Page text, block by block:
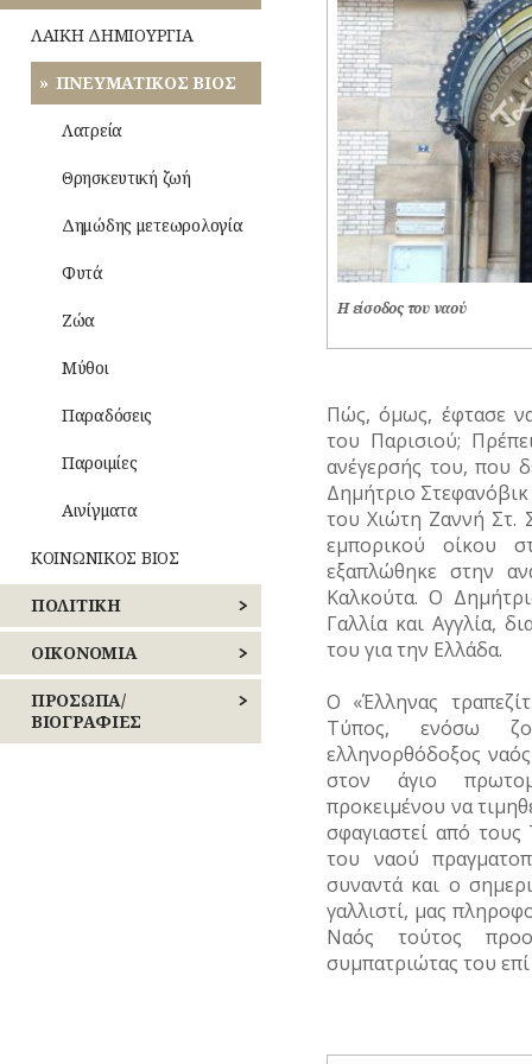
ΜΟΥΣΕΙΑ
ΝΑΟΙ-
ΜΟΝΕΣ
ΝΕΚΡΟΤΑΦΕΙΑ
ΝΟΣΟΚΟΜΕΙΑ
ΠΕΡΙΧΩΡΑ
ΠΟΤΑΜΟΙ
ΠΡΑΣΙΝΟ-
ΚΗΠΟΙ
ΡΕΜΑΤΑ
ΣΥΓΚΟΙΝΩΝΙΕΣ
ΣΥΛΛΟΓΟΙ-
ΣΩΜΑΤΕΙΑ
ΣΦΑΓΕΙΑ
ΜΟΥΣΙΚΗ
ΟΛΥΜΠΙΑΚΟΙ
(ΟΛΥΜΠΙΣΜΟΣ)
ΡΑΔΙΟΦΩΝΟ
ΤΗΛΕΟΡΑΣΗ
ΦΩΤΟΓΡΑΦΙΑ
ΧΟΡΟΣ
ΙΣΤΟΡΙΕΣ
ΑΣΤΥΝΟΜΙΑ
ΚΑΘΗΜΕΡΙΝΗ
ΖΩΗ
ΜΙΚΡΕΣ
ΙΣΤΟΡΙΕΣ
ΝΑΡΚΩΤΙΚΑ
(ΦΥΣΙΟΓΝΩΜΙΕΣ)
ΤΥΠΟΣ
ΛΑΙΚΗ ΔΗΜΙΟΥΡΓΙΑ
Οίκος
–
Αυλή
Τροφές
Ποτά
Ενδυμασία
–
τέχνες
ΠΝΕΥΜΑΤΙΚΟΣ ΒΙΟΣ
Λατρεία
Θρησκευτική ζωή
Δημώδης μετεωρολογία
Φυτά
Ζώα
Μύθοι
Παραδόσεις
Παροιμίες
Αινίγματα
ΚΟΙΝΩΝΙΚΟΣ ΒΙΟΣ
Καθημερινά
έθιμα
Παιχνίδια
Σχολική
ζωή
ΠΟΛΙΤΙΚΗ
ΕΚΛΟΓΕΣ
ΕΠΑΝΑΣΤΑΣΕΙΣ
ΚΙΝΗΜΑΤΑ
ΟΙΚΟΝΟΜΙΑ
ΒΙΟΜΗΧΑΝΙΑ
–
ΕΜΠΟΡΙΟ
ΠΡΟΣΩΠΑ/
ΒΙΟΓΡΑΦΙΕΣ
Η είσοδος του ναού
Πώς, όμως, έφτασε
του Παρισιού;
ανέγερσής του, που
Δημήτριο
του Χιώτη Ζαννή Στ.
εμπορικού οίκου
εξαπλώθηκε στην
Καλκούτα. Ο
Γαλλία και Αγγλία,
του για την Ελλάδα.
Ο «Έλληνας
Τύπος, ενόσω
ελληνορθόδοξος
στον άγιο
προκειμένου να
σφαγιαστεί από
του ναού
συναντά και ο
γαλλιστί, μας
Ναός τούτος
συμπατριώτας του